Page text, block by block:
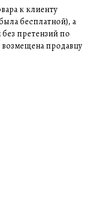
к клиенту
бесплатной), а
претензий по
возмещена продавцу